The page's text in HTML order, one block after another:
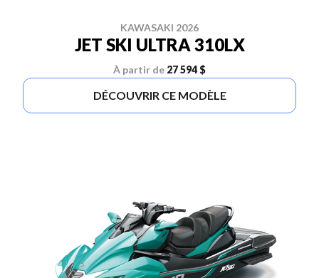
KAWASAKI 2026
JET SKI ULTRA 310LX
À partir de 27 594 $
DÉCOUVRIR CE MODÈLE